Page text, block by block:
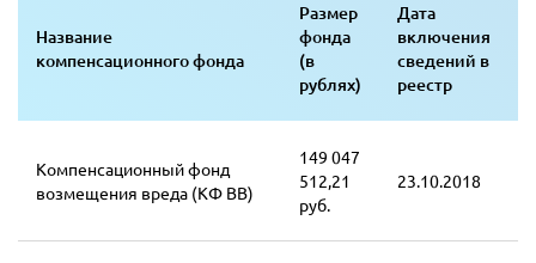
Название
компенсационного фонда
Размер
фонда
(в
рублях)
Дата
включения
сведений в
реестр
Компенсационный фонд
возмещения вреда (КФ ВВ)
149 047
512,21
руб.
23.10.2018